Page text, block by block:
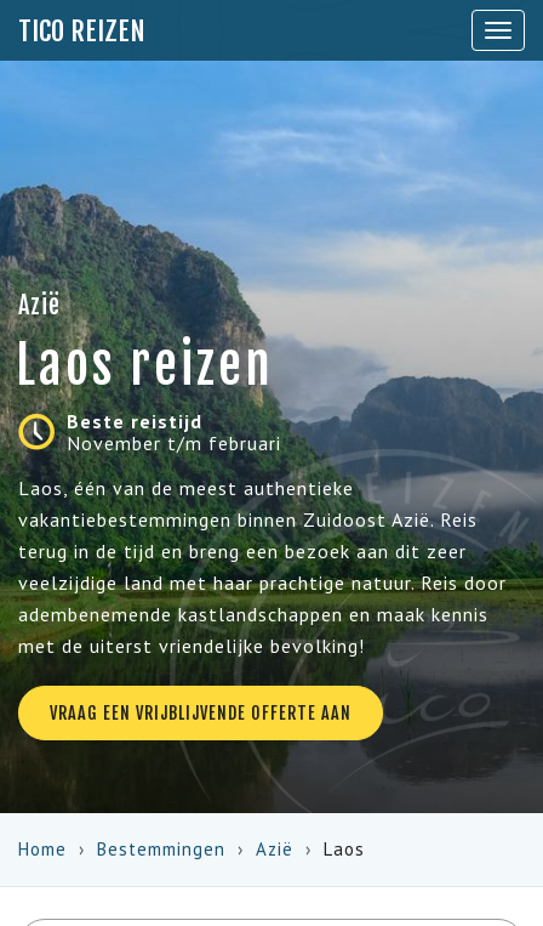
TICO REIZEN
Toon
Azië
Laos reizen
Beste reistijd
November t/m februari
Laos, één van de meest authentieke
vakantiebestemmingen binnen Zuidoost Azië. Reis
terug in de tijd en breng een bezoek aan dit zeer
veelzijdige land met haar prachtige natuur. Reis door
adembenemende kastlandschappen en maak kennis
met de uiterst vriendelijke bevolking!
VRAAG EEN VRIJBLIJVENDE OFFERTE AAN
Home Bestemmingen Azië Laos